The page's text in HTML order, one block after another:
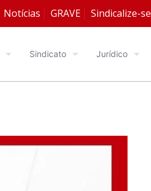
Notícias GRAVE Sindicalize-se
Sindicato Jurídico